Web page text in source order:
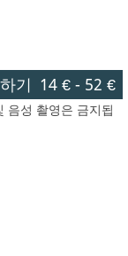
기 14 €- 52 €
음성 촬영은 금지됩